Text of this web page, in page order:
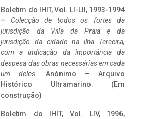
Boletim do IHIT, Vol. LI-LII, 1993-1994
– Colecção de todos os fortes da
jurisdição da Villa da Praia e da
jurisdição da cidade na ilha Terceira,
com a indicação da importância da
despesa das obras necessárias em cada
um deles. Anónimo – Arquivo
Histórico Ultramarino. (Em
construção)
Boletim do IHIT, Vol. LIV, 1996,